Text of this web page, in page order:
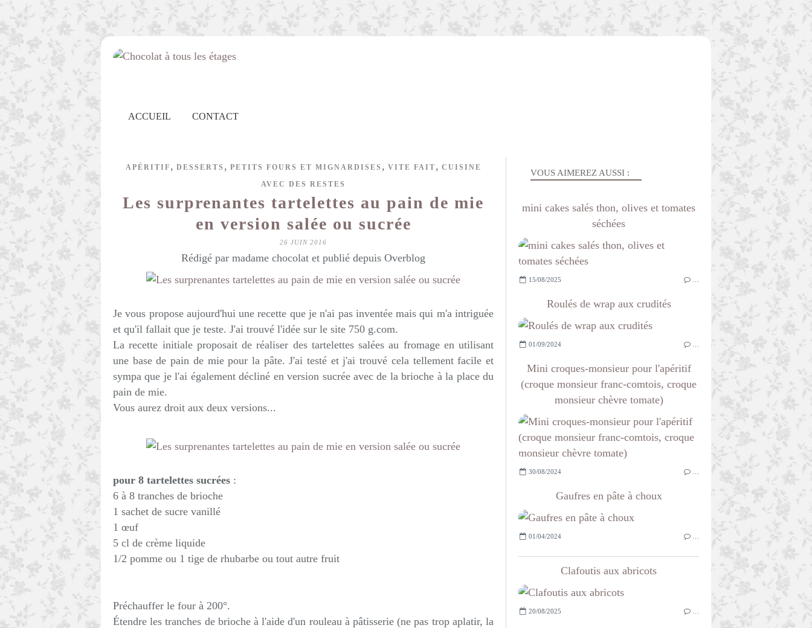
ACCUEIL CONTACT
APÉRITIF , DESSERTS , PETITS FOURS ET MIGNARDISES , VITE FAIT , CUISINE
AVEC DES RESTES
Les surprenantes tartelettes au pain de mie
en version salée ou sucrée
26 JUIN 2016
Rédigé par madame chocolat et publié depuis Overblog
Je vous propose aujourd'hui une recette que je n'ai pas inventée mais qui m'a intriguée
et qu'il fallait que je teste. J'ai trouvé l'idée sur le site 750 g.com.
La recette initiale proposait de réaliser des tartelettes salées au fromage en utilisant
une base de pain de mie pour la pâte. J'ai testé et j'ai trouvé cela tellement facile et
sympa que je l'ai également décliné en version sucrée avec de la brioche à la place du
pain de mie.
Vous aurez droit aux deux versions...
pour 8 tartelettes sucrées :
6 à 8 tranches de brioche
1 sachet de sucre vanillé
1 œuf
5 cl de crème liquide
1/2 pomme ou 1 tige de rhubarbe ou tout autre fruit
Préchauffer le four à 200°.
Étendre les tranches de brioche à l'aide d'un rouleau à pâtisserie (ne pas trop aplatir, la
VOUS AIMEREZ AUSSI :
mini cakes salés thon, olives et tomates
séchées
15/08/2025
Roulés de wrap aux crudités
01/09/2024
Mini croques-monsieur pour l'apéritif
(croque monsieur franc-comtois, croque
monsieur chèvre tomate)
30/08/2024
Gaufres en pâte à choux
01/04/2024
Clafoutis aux abricots
20/08/2025